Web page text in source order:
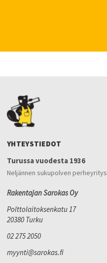
YHTEYSTIEDOT
Turussa vuodesta 1936
Neljännen sukupolven perheyritys
Rakentajan Sarokas Oy
Polttolaitoksenkatu 17
20380 Turku
02 275 2050
myynti@sarokas.fi